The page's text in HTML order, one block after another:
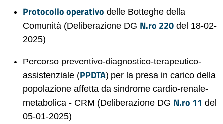
Protocollo operativo delle Botteghe della
Comunità (Deliberazione DG N.ro 220 del 18-02-
2025)
Percorso preventivo-diagnostico-terapeutico-
assistenziale (PPDTA) per la presa in carico della
popolazione affetta da sindrome cardio-renale-
metabolica - CRM (Deliberazione DG N.ro 11 del
05-01-2025)